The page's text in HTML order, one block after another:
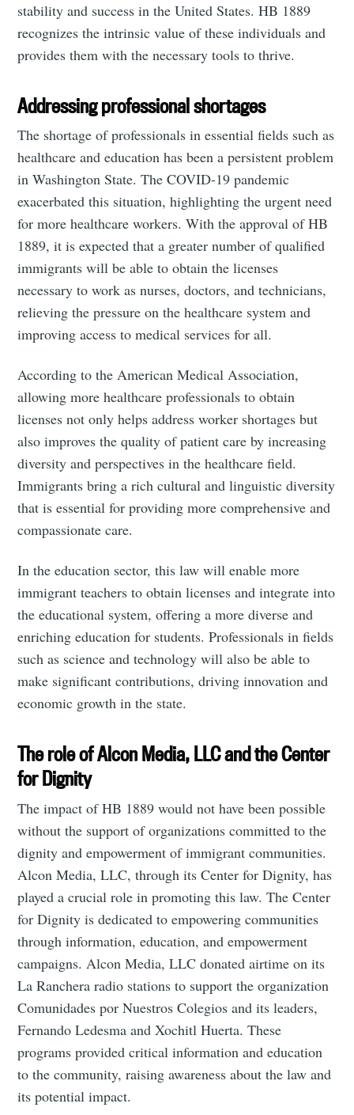
stability and success in the United States. HB 1889
recognizes the intrinsic value of these individuals and
provides them with the necessary tools to thrive.
Addressing professional shortages
The shortage of professionals in essential fields such as
healthcare and education has been a persistent problem
in Washington State. The COVID-19 pandemic
exacerbated this situation, highlighting the urgent need
for more healthcare workers. With the approval of HB
1889, it is expected that a greater number of qualified
immigrants will be able to obtain the licenses
necessary to work as nurses, doctors, and technicians,
relieving the pressure on the healthcare system and
improving access to medical services for all.
According to the American Medical Association,
allowing more healthcare professionals to obtain
licenses not only helps address worker shortages but
also improves the quality of patient care by increasing
diversity and perspectives in the healthcare field.
Immigrants bring a rich cultural and linguistic diversity
that is essential for providing more comprehensive and
compassionate care.
In the education sector, this law will enable more
immigrant teachers to obtain licenses and integrate into
the educational system, offering a more diverse and
enriching education for students. Professionals in fields
such as science and technology will also be able to
make significant contributions, driving innovation and
economic growth in the state.
The role of Alcon Media, LLC and the Center
for Dignity
The impact of HB 1889 would not have been possible
without the support of organizations committed to the
dignity and empowerment of immigrant communities.
Alcon Media, LLC, through its Center for Dignity, has
played a crucial role in promoting this law. The Center
for Dignity is dedicated to empowering communities
through information, education, and empowerment
campaigns. Alcon Media, LLC donated airtime on its
La Ranchera radio stations to support the organization
Comunidades por Nuestros Colegios and its leaders,
Fernando Ledesma and Xochitl Huerta. These
programs provided critical information and education
to the community, raising awareness about the law and
its potential impact.